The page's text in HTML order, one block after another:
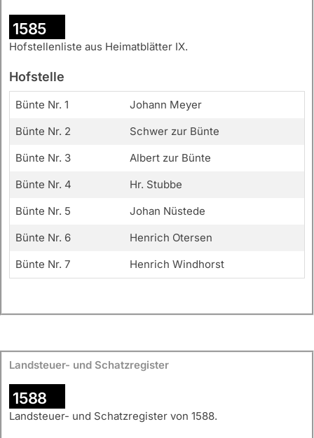
1585
Hofstellenliste aus Heimatblätter IX.
Hofstelle
Bünte Nr. 1
Johann Meyer
Bünte Nr. 2
Schwer zur Bünte
Bünte Nr. 3
Albert zur Bünte
Bünte Nr. 4
Hr. Stubbe
Bünte Nr. 5
Johan Nüstede
Bünte Nr. 6
Henrich Otersen
Bünte Nr. 7
Henrich Windhorst
Landsteuer- und Schatzregister
1588
Landsteuer- und Schatzregister von 1588.